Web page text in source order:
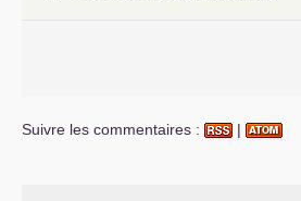
Suivre les commentaires : |